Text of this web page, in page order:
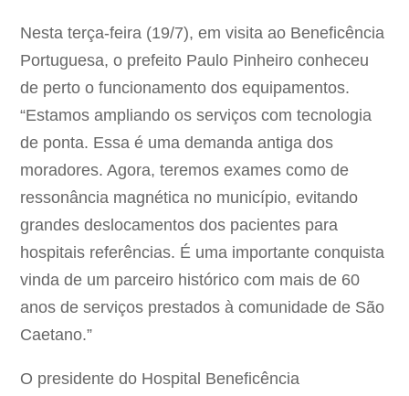
Nesta terça-feira (19/7), em visita ao Beneficência
Portuguesa, o prefeito Paulo Pinheiro conheceu
de perto o funcionamento dos equipamentos.
“Estamos ampliando os serviços com tecnologia
de ponta. Essa é uma demanda antiga dos
moradores. Agora, teremos exames como de
ressonância magnética no município, evitando
grandes deslocamentos dos pacientes para
hospitais referências. É uma importante conquista
vinda de um parceiro histórico com mais de 60
anos de serviços prestados à comunidade de São
Caetano.”
O presidente do Hospital Beneficência